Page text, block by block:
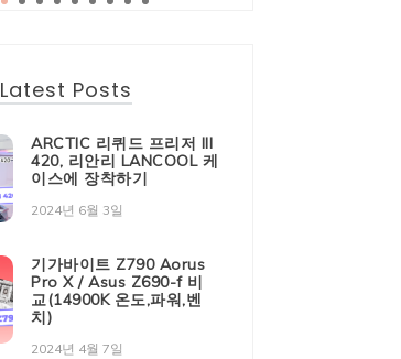
Latest Posts
ARCTIC 리퀴드 프리저 III
420, 리안리 LANCOOL 케
이스에 장착하기
2024년 6월 3일
기가바이트 Z790 Aorus
Pro X / Asus Z690-f 비
교(14900K 온도,파워,벤
치)
2024년 4월 7일